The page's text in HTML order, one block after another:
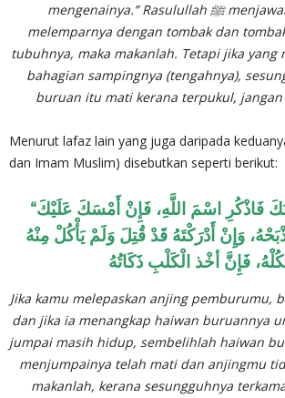
mengenainya.” Rasulullah ﷺ menjawab, “Jika kamu
melemparnya dengan tombak dan
tubuhnya, maka makanlah. Tetapi jika yang
bahagian sampingnya (tengahnya),
buruan itu mati kerana terpukul, jangan
Menurut lafaz lain yang juga daripada
dan Imam Muslim) disebutkan seperti berikut:
“إِذَا أَرْسَلْتَ كَلْبَكَ فَاذْكُرِ اسْمَ اللَّهِ، فَإِنْ أَمْسَكَ عَلَيْكَ
وَإِنْ أَدْرَكْتَهُ قَدْ قُتِلَ وَلَمْ يَأْكُلْ مِنْهُ
Jika kamu melepaskan anjing pemburumu,
dan jika ia menangkap haiwan buruannya
jumpai masih hidup, sembelihlah haiwan
menjumpainya telah mati dan anjingmu
ma­kanlah, kerana sesungguhnya